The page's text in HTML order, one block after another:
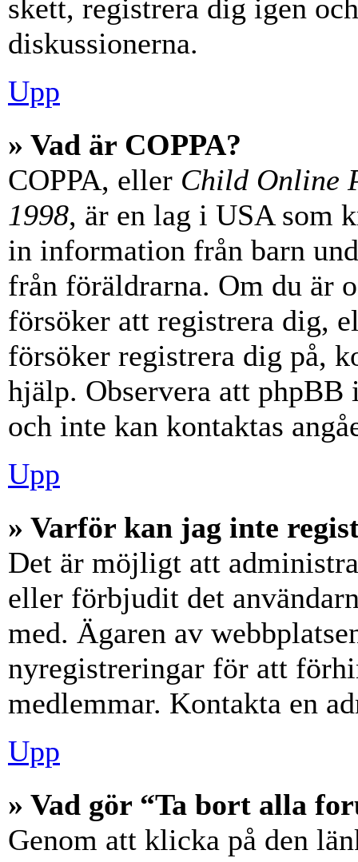
skett, registrera dig igen
diskussionerna.
Upp
» Vad är COPPA?
COPPA, eller Child Online
1998, är en lag i USA som
in information från barn
från föräldrarna. Om du är
försöker att registrera dig,
försöker registrera dig på,
hjälp. Observera att
och inte kan kontaktas
Upp
» Varför kan jag inte
Det är möjligt att
eller förbjudit det
med. Ägaren av
nyregistreringar för att
medlemmar. Kontakta en
Upp
» Vad gör “Ta bort alla
Genom att klicka på den